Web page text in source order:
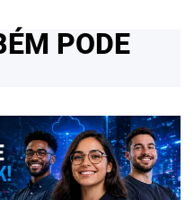
PODE